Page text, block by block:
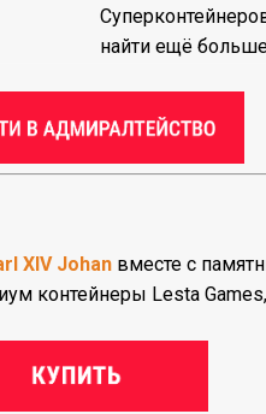
найти ещё
XIV Johan вместе с
контейнеры Lesta